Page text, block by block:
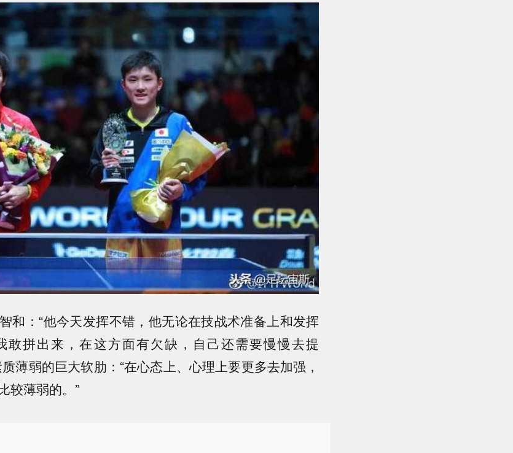
和：“他今天发挥不错，他无论在技战术准备上和发挥
敢拼出来，在这方面有欠缺，自己还需要慢慢去提
薄弱的巨大软肋：“在心态上、心理上要更多去加强，
较薄弱的。”